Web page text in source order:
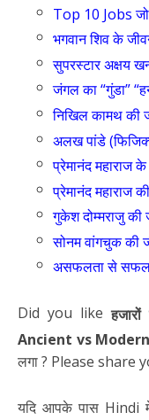
Top 10 Jobs जो
भगवान शिव के
सुपरस्टार अक्षय
जंगल का “गुंडा”
निखिल कामथ की
अलख पांडे
प्रेमानंद महाराज
प्रेमानंद महाराज
गुकेश दोम्मराजु की
सोनम वांगचुक की
असफलता से
Did you like
Ancient vs
लगा ? Please share
यदि आपके पास Hindi